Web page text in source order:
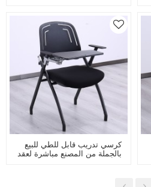
كتابة قابل للطي
كرسي تدريب قابل للطي للبيع
بالجملة من المصنع مباشرة لعقد